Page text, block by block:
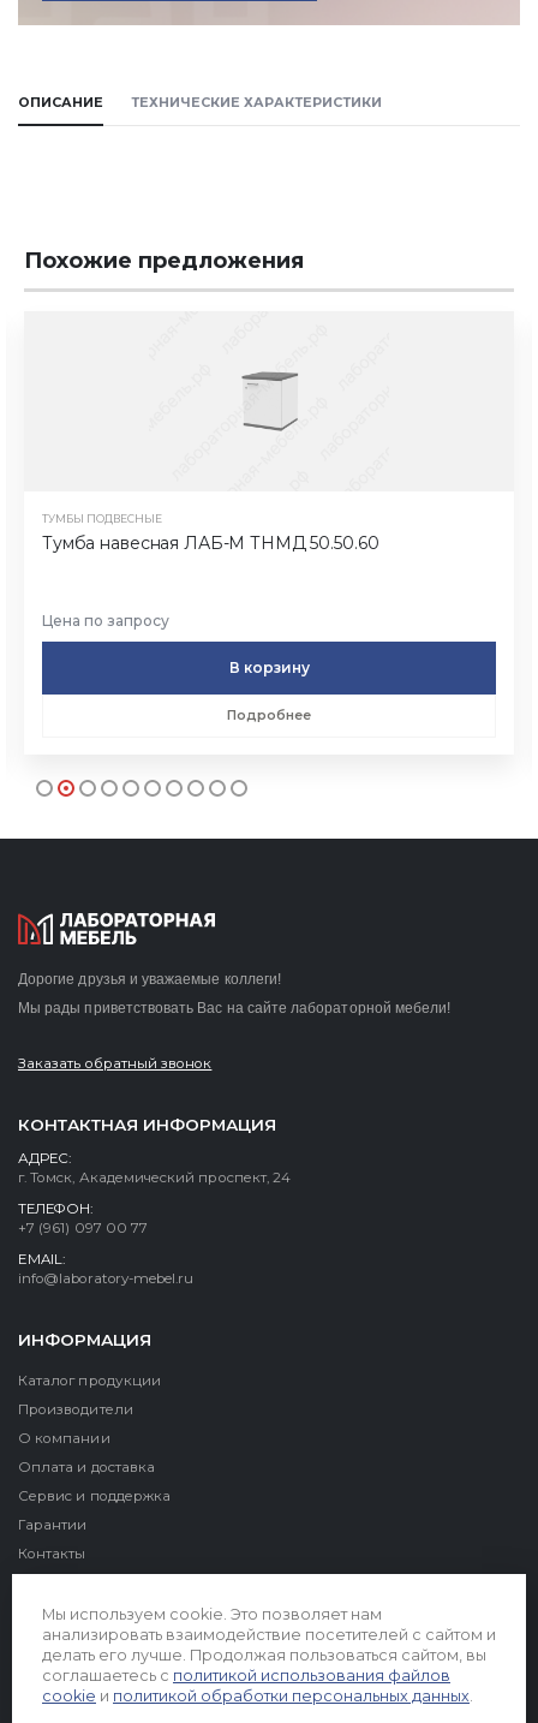
ОПИСАНИЕ ТЕХНИЧЕСКИЕ ХАРАКТЕРИСТИКИ
Похожие предложения
ТУМБЫ ПОДВЕСНЫЕ
Тумба навесная ЛАБ-М ТНМД 50.50.60
Цена по запросу
В корзину
Подробнее
Дорогие друзья и уважаемые коллеги!
Мы рады приветствовать Вас на сайте лабораторной мебели!
Заказать обратный звонок
КОНТАКТНАЯ ИНФОРМАЦИЯ
АДРЕС:
г. Томск, Академический проспект, 24
ТЕЛЕФОН:
+7 (961) 097 00 77
EMAIL:
info@laboratory-mebel.ru
ИНФОРМАЦИЯ
Каталог продукции
Производители
О компании
Оплата и доставка
Сервис и поддержка
Гарантии
Контакты
© 2026. Все права защищены
Мы используем cookie. Это позволяет нам
анализировать взаимодействие посетителей с сайтом и
делать его лучше. Продолжая пользоваться сайтом, вы
соглашаетесь с политикой использования файлов
cookie и политикой обработки персональных данных